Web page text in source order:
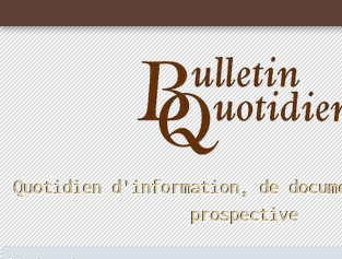
Quotidien d'information, de
prospective